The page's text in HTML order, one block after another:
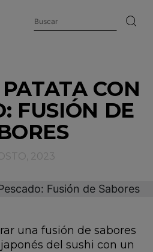
CON
FUSIÓN DE
2023
una fusión de sabores
del sushi con un